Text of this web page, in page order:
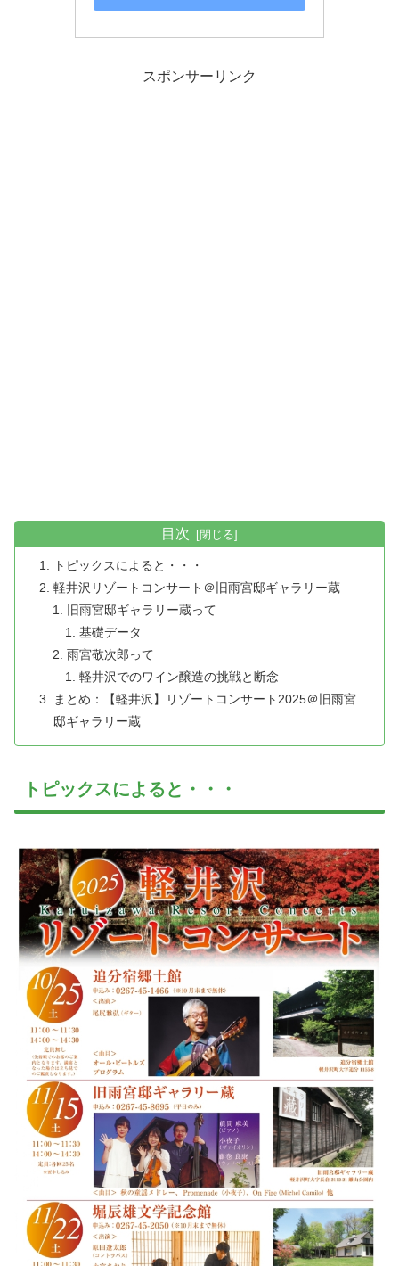
スポンサーリンク
目次
トピックスによると・・・
軽井沢リゾートコンサート＠旧雨宮邸ギャラリー蔵
旧雨宮邸ギャラリー蔵って
基礎データ
雨宮敬次郎って
軽井沢でのワイン醸造の挑戦と断念
まとめ：【軽井沢】リゾートコンサート2025＠旧雨宮
邸ギャラリー蔵
トピックスによると・・・